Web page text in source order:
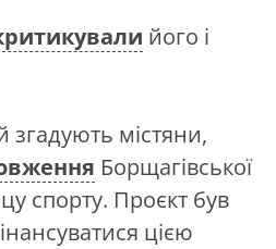
його і
містяни,
Борщагівської
спорту. Проєкт був
цією